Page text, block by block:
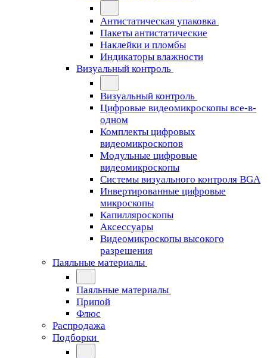
Антистатическая упаковка
Пакеты антистатические
Наклейки и пломбы
Индикаторы влажности
Визуальный контроль
Визуальный контроль
Цифровые видеомикроскопы все-в-
одном
Комплекты цифровых
видеомикроскопов
Модульные цифровые
видеомикроскопы
Cистемы визуального контроля BGA
Инвертированные цифровые
микроскопы
Капилляроскопы
Аксессуары
Видеомикроскопы высокого
разрешения
Паяльные материалы
Паяльные материалы
Припой
Флюс
Распродажа
Подборки